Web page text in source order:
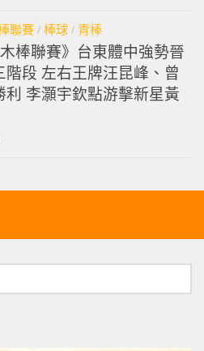
聯賽 / 棒球 / 青棒
棒聯賽》台東體中強勢晉
階段 左右王牌汪昆峰、曾
利 李灝宇欽點游擊新星黃